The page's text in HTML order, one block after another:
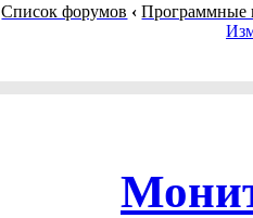
Список форумов ‹ Программные